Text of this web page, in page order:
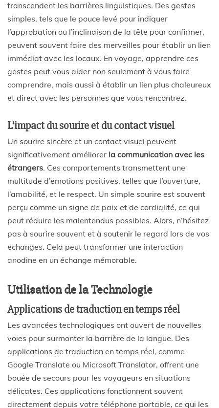
transcendent les barrières linguistiques. Des gestes
simples, tels que le pouce levé pour indiquer
l’approbation ou l’inclinaison de la tête pour confirmer,
peuvent souvent faire des merveilles pour établir un lien
immédiat avec les locaux. En voyage, apprendre ces
gestes peut vous aider non seulement à vous faire
comprendre, mais aussi à établir un lien plus chaleureux
et direct avec les personnes que vous rencontrez.
L’impact du sourire et du contact visuel
Un sourire sincère et un contact visuel peuvent
significativement améliorer la communication avec les
étrangers. Ces comportements transmettent une
multitude d’émotions positives, telles que l’ouverture,
l’amabilité, et le respect. Un simple sourire est souvent
perçu comme un signe de paix et de cordialité, ce qui
peut réduire les malentendus possibles. Alors, n’hésitez
pas à sourire souvent et à soutenir le regard lors de vos
échanges. Cela peut transformer une interaction
anodine en un échange mémorable.
Utilisation de la Technologie
Applications de traduction en temps réel
Les avancées technologiques ont ouvert de nouvelles
voies pour surmonter la barrière de la langue. Des
applications de traduction en temps réel, comme
Google Translate ou Microsoft Translator, offrent une
bouée de secours pour les voyageurs en situations
délicates. Ces applications fonctionnent souvent
directement depuis votre téléphone portable, ce qui les